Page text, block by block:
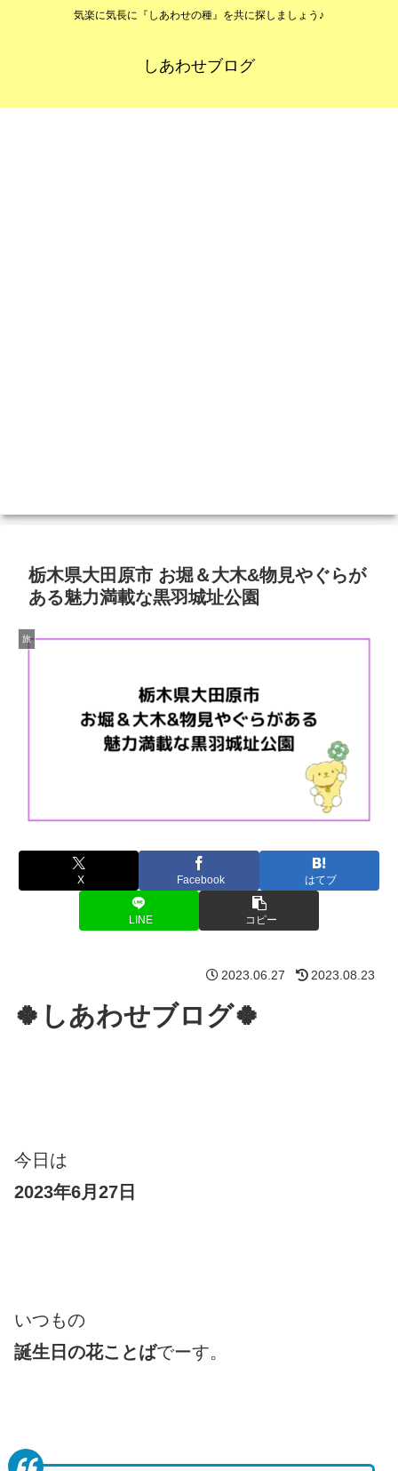
気楽に気長に『しあわせの種』を共に探しましょう♪
しあわせブログ
栃木県大田原市 お堀＆大木&物見やぐらが
ある魅力満載な黒羽城址公園
旅
X Facebook はてブ
LINE コピー
2023.06.27 2023.08.23
🍀しあわせブログ🍀
今日は
2023年6月27日
いつもの
誕生日の花ことばでーす。